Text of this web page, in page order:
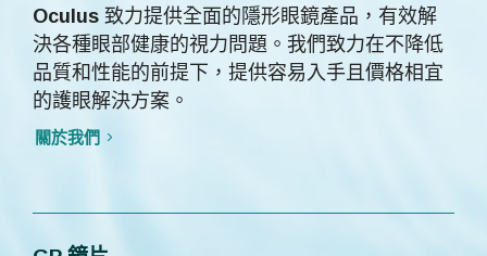
Oculus 致力提供全面的隱形眼鏡產品，有效解
決各種眼部健康的視力問題。我們致力在不降低
品質和性能的前提下，提供容易入手且價格相宜
的護眼解決方案。
關於我們